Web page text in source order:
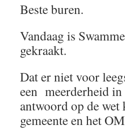
Beste buren.
Vandaag is
gekraakt.
Dat er niet voor
een meerderheid in
antwoord op de
gemeente en het